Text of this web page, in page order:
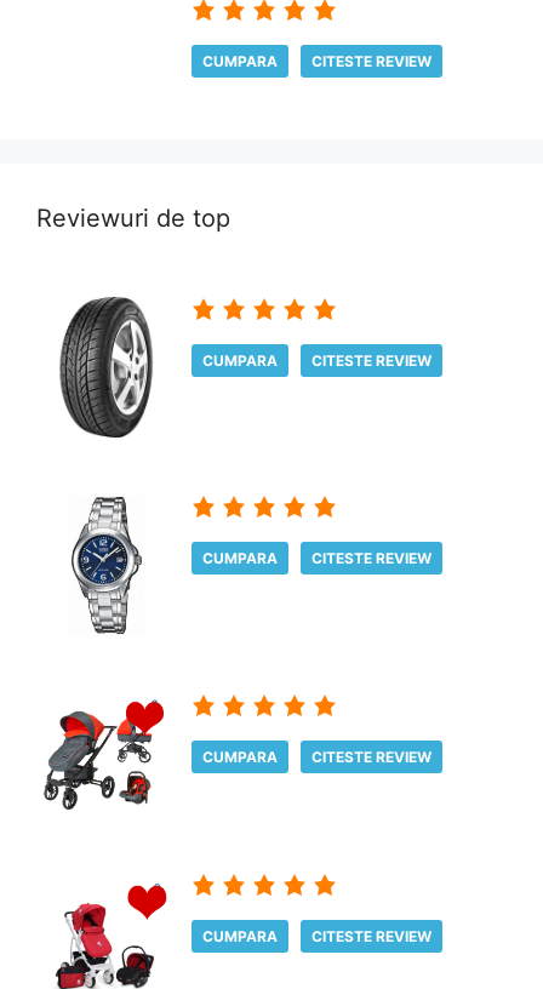
CUMPARA CITESTE REVIEW
Reviewuri de top
CUMPARA CITESTE REVIEW
CUMPARA CITESTE REVIEW
CUMPARA CITESTE REVIEW
CUMPARA CITESTE REVIEW